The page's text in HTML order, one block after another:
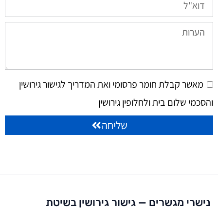
מאשר קבלת חומר פרסומי ואת המדריך לגישור גירושין
והסכמי שלום בית ולחלופין גירושין
שליחה
נישרי מגשרים — גישור גירושין בשיטת